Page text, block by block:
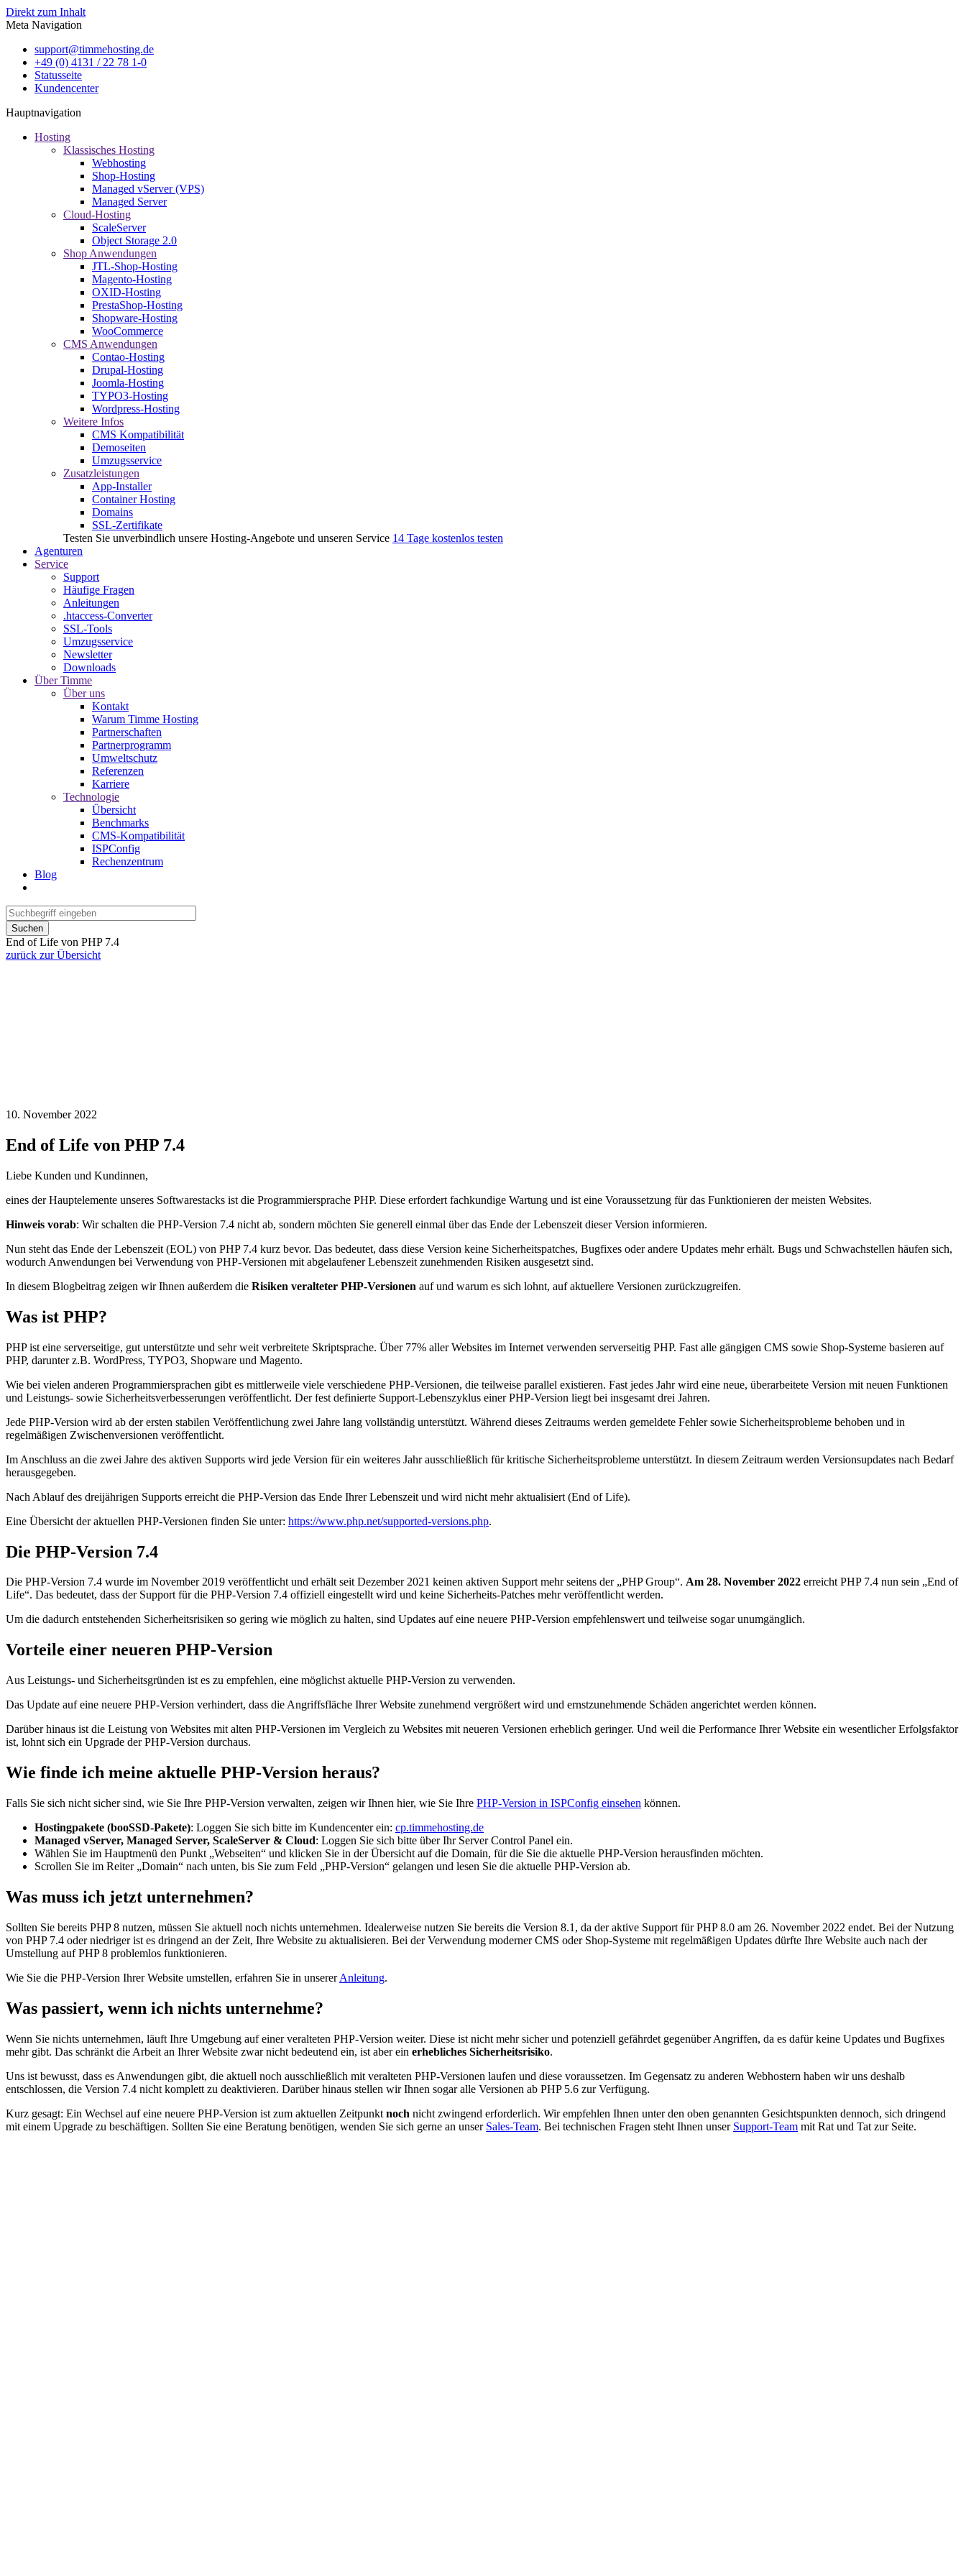
Direkt zum Inhalt
Meta Navigation
support@timmehosting.de
+49 (0) 4131 / 22 78 1-0
Statusseite
Kundencenter
Hauptnavigation
Hosting
Klassisches Hosting
Webhosting
Shop-Hosting
Managed vServer (VPS)
Managed Server
Cloud-Hosting
ScaleServer
Object Storage 2.0
Shop Anwendungen
JTL-Shop-Hosting
Magento-Hosting
OXID-Hosting
PrestaShop-Hosting
Shopware-Hosting
WooCommerce
CMS Anwendungen
Contao-Hosting
Drupal-Hosting
Joomla-Hosting
TYPO3-Hosting
Wordpress-Hosting
Weitere Infos
CMS Kompatibilität
Demoseiten
Umzugsservice
Zusatzleistungen
App-Installer
Container Hosting
Domains
SSL-Zertifikate
Testen Sie unverbindlich unsere Hosting-Angebote und unseren Service 14 Tage kostenlos testen
Agenturen
Service
Support
Häufige Fragen
Anleitungen
.htaccess-Converter
SSL-Tools
Umzugsservice
Newsletter
Downloads
Über Timme
Über uns
Kontakt
Warum Timme Hosting
Partnerschaften
Partnerprogramm
Umweltschutz
Referenzen
Karriere
Technologie
Übersicht
Benchmarks
CMS-Kompatibilität
ISPConfig
Rechenzentrum
Blog
Suchen
End of Life von PHP 7.4
zurück zur Übersicht
10. November 2022
End of Life von PHP 7.4
Liebe Kunden und Kundinnen,
eines der Hauptelemente unseres Softwarestacks ist die Programmiersprache PHP. Diese erfordert fachkundige Wartung und ist eine Voraussetzung für das Funktionieren der meisten Websites.
Hinweis vorab: Wir schalten die PHP-Version 7.4 nicht ab, sondern möchten Sie generell einmal über das Ende der Lebenszeit dieser Version informieren.
Nun steht das Ende der Lebenszeit (EOL) von PHP 7.4 kurz bevor. Das bedeutet, dass diese Version keine Sicherheitspatches, Bugfixes oder andere Updates mehr erhält. Bugs und Schwachstellen häufen sich,
wodurch Anwendungen bei Verwendung von PHP-Versionen mit abgelaufener Lebenszeit zunehmenden Risiken ausgesetzt sind.
In diesem Blogbeitrag zeigen wir Ihnen außerdem die Risiken veralteter PHP-Versionen auf und warum es sich lohnt, auf aktuellere Versionen zurückzugreifen.
Was ist PHP?
PHP ist eine serverseitige, gut unterstützte und sehr weit verbreitete Skriptsprache. Über 77% aller Websites im Internet verwenden serverseitig PHP. Fast alle gängigen CMS sowie Shop-Systeme basieren auf
PHP, darunter z.B. WordPress, TYPO3, Shopware und Magento.
Wie bei vielen anderen Programmiersprachen gibt es mittlerweile viele verschiedene PHP-Versionen, die teilweise parallel existieren. Fast jedes Jahr wird eine neue, überarbeitete Version mit neuen Funktionen
und Leistungs- sowie Sicherheitsverbesserungen veröffentlicht. Der fest definierte Support-Lebenszyklus einer PHP-Version liegt bei insgesamt drei Jahren.
Jede PHP-Version wird ab der ersten stabilen Veröffentlichung zwei Jahre lang vollständig unterstützt. Während dieses Zeitraums werden gemeldete Fehler sowie Sicherheitsprobleme behoben und in
regelmäßigen Zwischenversionen veröffentlicht.
Im Anschluss an die zwei Jahre des aktiven Supports wird jede Version für ein weiteres Jahr ausschließlich für kritische Sicherheitsprobleme unterstützt. In diesem Zeitraum werden Versionsupdates nach Bedarf
herausgegeben.
Nach Ablauf des dreijährigen Supports erreicht die PHP-Version das Ende Ihrer Lebenszeit und wird nicht mehr aktualisiert (End of Life).
Eine Übersicht der aktuellen PHP-Versionen finden Sie unter: https://www.php.net/supported-versions.php.
Die PHP-Version 7.4
Die PHP-Version 7.4 wurde im November 2019 veröffentlicht und erhält seit Dezember 2021 keinen aktiven Support mehr seitens der „PHP Group“. Am 28. November 2022 erreicht PHP 7.4 nun sein „End of
Life“. Das bedeutet, dass der Support für die PHP-Version 7.4 offiziell eingestellt wird und keine Sicherheits-Patches mehr veröffentlicht werden.
Um die dadurch entstehenden Sicherheitsrisiken so gering wie möglich zu halten, sind Updates auf eine neuere PHP-Version empfehlenswert und teilweise sogar unumgänglich.
Vorteile einer neueren PHP-Version
Aus Leistungs- und Sicherheitsgründen ist es zu empfehlen, eine möglichst aktuelle PHP-Version zu verwenden.
Das Update auf eine neuere PHP-Version verhindert, dass die Angriffsfläche Ihrer Website zunehmend vergrößert wird und ernstzunehmende Schäden angerichtet werden können.
Darüber hinaus ist die Leistung von Websites mit alten PHP-Versionen im Vergleich zu Websites mit neueren Versionen erheblich geringer. Und weil die Performance Ihrer Website ein wesentlicher Erfolgsfaktor
ist, lohnt sich ein Upgrade der PHP-Version durchaus.
Wie finde ich meine aktuelle PHP-Version heraus?
Falls Sie sich nicht sicher sind, wie Sie Ihre PHP-Version verwalten, zeigen wir Ihnen hier, wie Sie Ihre PHP-Version in ISPConfig einsehen können.
Hostingpakete (booSSD-Pakete): Loggen Sie sich bitte im Kundencenter ein: cp.timmehosting.de
Managed vServer, Managed Server, ScaleServer & Cloud: Loggen Sie sich bitte über Ihr Server Control Panel ein.
Wählen Sie im Hauptmenü den Punkt „Webseiten“ und klicken Sie in der Übersicht auf die Domain, für die Sie die aktuelle PHP-Version herausfinden möchten.
Scrollen Sie im Reiter „Domain“ nach unten, bis Sie zum Feld „PHP-Version“ gelangen und lesen Sie die aktuelle PHP-Version ab.
Was muss ich jetzt unternehmen?
Sollten Sie bereits PHP 8 nutzen, müssen Sie aktuell noch nichts unternehmen. Idealerweise nutzen Sie bereits die Version 8.1, da der aktive Support für PHP 8.0 am 26. November 2022 endet. Bei der Nutzung
von PHP 7.4 oder niedriger ist es dringend an der Zeit, Ihre Website zu aktualisieren. Bei der Verwendung moderner CMS oder Shop-Systeme mit regelmäßigen Updates dürfte Ihre Website auch nach der
Umstellung auf PHP 8 problemlos funktionieren.
Wie Sie die PHP-Version Ihrer Website umstellen, erfahren Sie in unsererAnleitung.
Was passiert, wenn ich nichts unternehme?
Wenn Sie nichts unternehmen, läuft Ihre Umgebung auf einer veralteten PHP-Version weiter. Diese ist nicht mehr sicher und potenziell gefährdet gegenüber Angriffen, da es dafür keine Updates und Bugfixes
mehr gibt. Das schränkt die Arbeit an Ihrer Website zwar nicht bedeutend ein, ist aber ein erhebliches Sicherheitsrisiko.
Uns ist bewusst, dass es Anwendungen gibt, die aktuell noch ausschließlich mit veralteten PHP-Versionen laufen und diese voraussetzen. Im Gegensatz zu anderen Webhostern haben wir uns deshalb
entschlossen, die Version 7.4 nicht komplett zu deaktivieren. Darüber hinaus stellen wir Ihnen sogar alle Versionen ab PHP 5.6 zur Verfügung.
Kurz gesagt: Ein Wechsel auf eine neuere PHP-Version ist zum aktuellen Zeitpunkt noch nicht zwingend erforderlich. Wir empfehlen Ihnen unter den oben genannten Gesichtspunkten dennoch, sich dringend
mit einem Upgrade zu beschäftigen. Sollten Sie eine Beratung benötigen, wenden Sie sich gerne an unser Sales-Team. Bei technischen Fragen steht Ihnen unser Support-Team mit Rat und Tat zur Seite.